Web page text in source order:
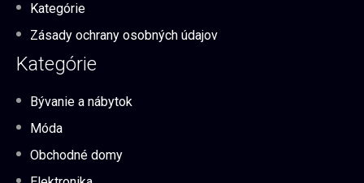
Kategórie
Zásady ochrany osobných údajov
Kategórie
Bývanie a nábytok
Móda
Obchodné domy